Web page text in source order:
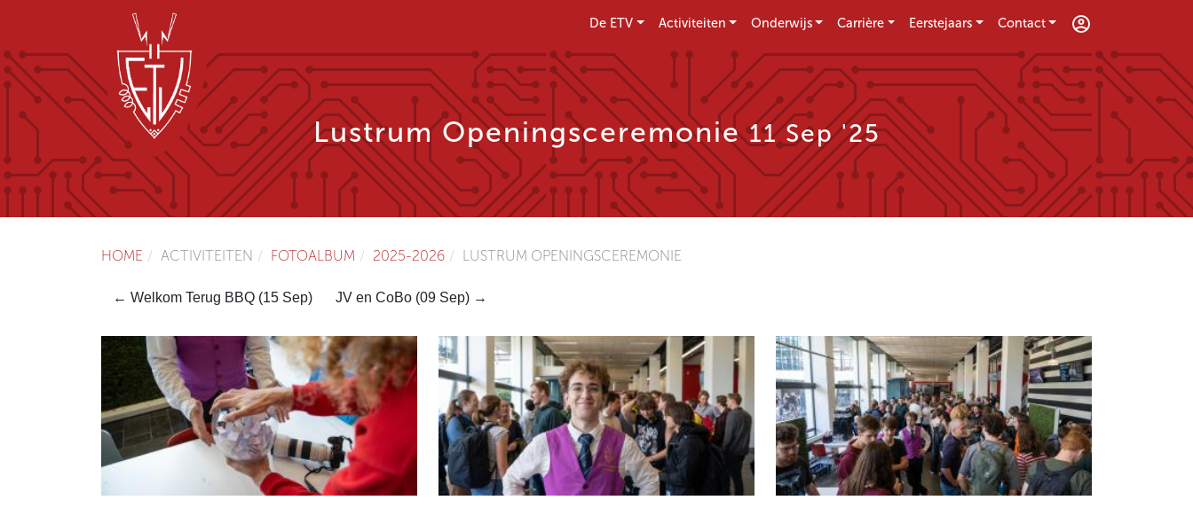
De ETV Activiteiten Onderwijs Carrière Eerstejaars Contact
Lustrum Openingsceremonie11 Sep '25
HOME ACTIVITEITEN FOTOALBUM 2025-2026 LUSTRUM OPENINGSCEREMONIE
← Welkom Terug BBQ (15 Sep) JV en CoBo (09 Sep) →